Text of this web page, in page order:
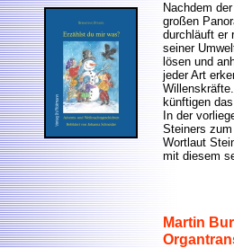
Nachdem
großen
durchläuft er
seiner
lösen und
jeder Art
künftigen
In der
Steiners
Wortlaut
mit diesem
Martin